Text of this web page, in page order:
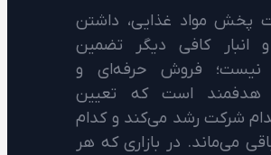
پخش مواد غذایی، داشتن
انبار کافی دیگر تضمین
نیست؛ فروش حرفه‌ای و
هدفمند است که تعیین
شرکت رشد می‌کند و کدام
می‌ماند. در بازاری که هر